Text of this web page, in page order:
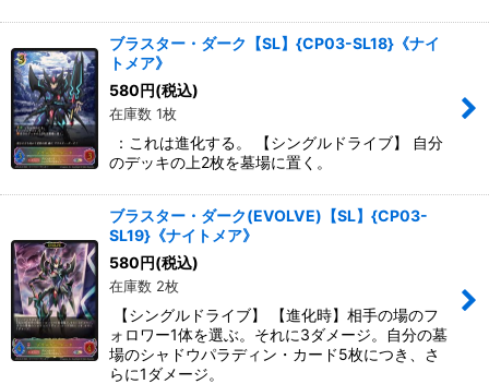
ブラスター・ダーク【SL】{CP03-SL18}《ナイ
トメア》
580円(税込)
在庫数 1枚
：これは進化する。 【シングルドライブ】 自分
のデッキの上2枚を墓場に置く。
ブラスター・ダーク(EVOLVE)【SL】{CP03-
SL19}《ナイトメア》
580円(税込)
在庫数 2枚
【シングルドライブ】 【進化時】相手の場のフ
ォロワー1体を選ぶ。それに3ダメージ。自分の墓
場のシャドウパラディン・カード5枚につき、さ
らに1ダメージ。